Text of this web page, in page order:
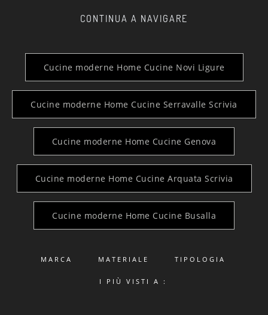
CONTINUA A NAVIGARE
Cucine moderne Home Cucine Novi Ligure
Cucine moderne Home Cucine Serravalle Scrivia
Cucine moderne Home Cucine Genova
Cucine moderne Home Cucine Arquata Scrivia
Cucine moderne Home Cucine Busalla
MARCA MATERIALE TIPOLOGIA
I PIÙ VISTI A :